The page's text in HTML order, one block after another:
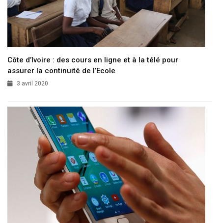
Côte d’Ivoire : des cours en ligne et à la télé pour
assurer la continuité de l’Ecole
3 avril 2020